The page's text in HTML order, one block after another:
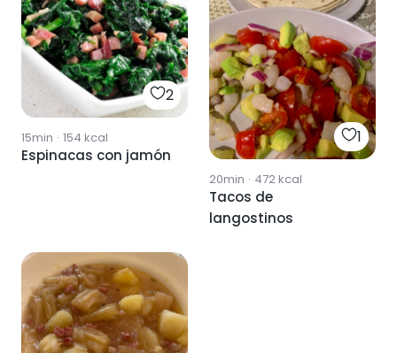
2
15min · 154 kcal
Espinacas con jamón
1
20min · 472kcal
Tacos de
langostinos